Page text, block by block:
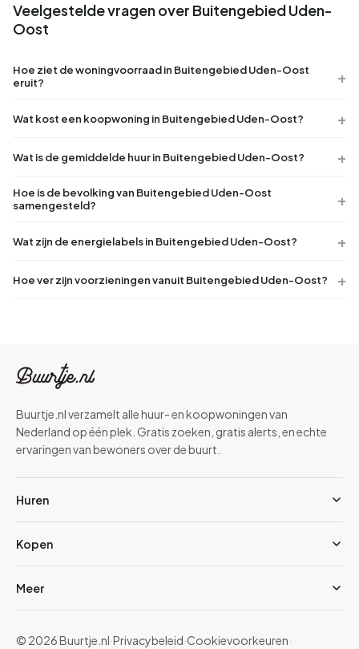
Veelgestelde vragen over Buitengebied Uden-
Oost
Hoe ziet de woningvoorraad in Buitengebied Uden-Oost
eruit?
Wat kost een koopwoning in Buitengebied Uden-Oost?
Wat is de gemiddelde huur in Buitengebied Uden-Oost?
Hoe is de bevolking van Buitengebied Uden-Oost
samengesteld?
Wat zijn de energielabels in Buitengebied Uden-Oost?
Hoe ver zijn voorzieningen vanuit Buitengebied Uden-Oost?
Buurtje.nl verzamelt alle huur- en koopwoningen van
Nederland op één plek. Gratis zoeken, gratis alerts, en echte
ervaringen van bewoners over de buurt.
Huren
Kopen
Meer
© 2026 Buurtje.nl·Privacybeleid·Cookievoorkeuren·